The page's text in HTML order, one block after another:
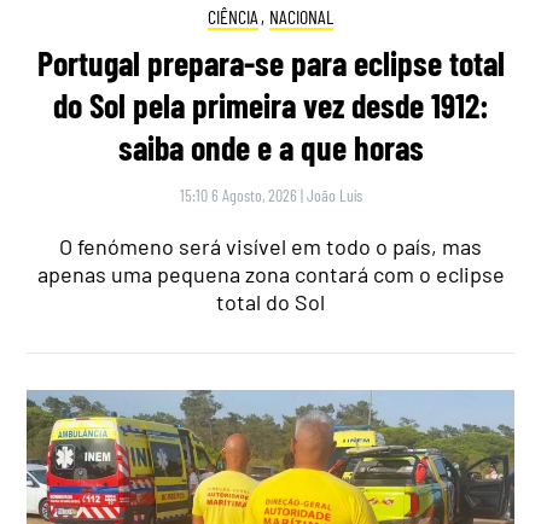
CIÊNCIA , NACIONAL
Portugal prepara-se para eclipse total
do Sol pela primeira vez desde 1912:
saiba onde e a que horas
15:10 6 Agosto, 2026 |João Luís
O fenómeno será visível em todo o país, mas
apenas uma pequena zona contará com o eclipse
total do Sol